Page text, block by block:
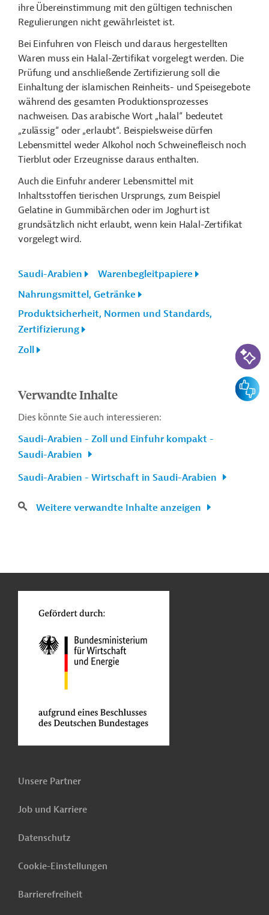
ihre Übereinstimmung mit den gültigen technischen
Regulierungen nicht gewährleistet ist.
Bei Einfuhren von Fleisch und daraus hergestellten
Waren muss ein Halal-Zertifikat vorgelegt werden. Die
Prüfung und anschließende Zertifizierung soll die
Einhaltung der islamischen Reinheits- und Speisegebote
während des gesamten Produktionsprozesses
nachweisen. Das arabische Wort „halal“ bedeutet
„zulässig“ oder „erlaubt“. Beispielsweise dürfen
Lebensmittel weder Alkohol noch Schweinefleisch noch
Tierblut oder Erzeugnisse daraus enthalten.
Auch die Einfuhr anderer Lebensmittel mit
Inhaltsstoffen tierischen Ursprungs, zum Beispiel
Gelatine in Gummibärchen oder im Joghurt ist
grundsätzlich nicht erlaubt, wenn kein Halal-Zertifikat
vorgelegt wird.
Saudi-Arabien
Warenbegleitpapiere
Nahrungsmittel, Getränke
Produktsicherheit, Normen und Standards,
Zertifizierung
Zoll
Verwandte Inhalte
Dies könnte Sie auch interessieren:
Saudi-Arabien - Zoll und Einfuhr kompakt -
Saudi-Arabien
Saudi-Arabien - Wirtschaft in Saudi-Arabien
Weitere verwandte Inhalte anzeigen
Unsere Partner
Job und Karriere
Datenschutz
Cookie-Einstellungen
Barrierefreiheit
KI-